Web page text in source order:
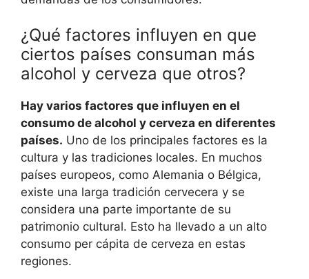
¿Qué factores influyen en que
ciertos países consuman más
alcohol y cerveza que otros?
Hay varios factores que influyen en el
consumo de alcohol y cerveza en diferentes
países. Uno de los principales factores es la
cultura y las tradiciones locales. En muchos
países europeos, como Alemania o Bélgica,
existe una larga tradición cervecera y se
considera una parte importante de su
patrimonio cultural. Esto ha llevado a un alto
consumo per cápita de cerveza en estas
regiones.